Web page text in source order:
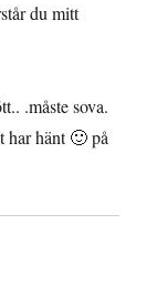
du mitt
.måste sova.
har hänt 🙂 på